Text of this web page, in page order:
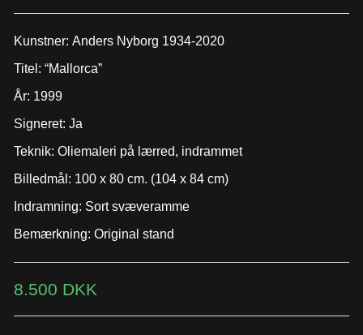
Kunstner: Anders Nyborg 1934-2020
Titel: “Mallorca”
År: 1999
Signeret: Ja
Teknik: Oliemaleri på lærred, indrammet
Billedmål: 100 x 80 cm. (104 x 84 cm)
Indramning: Sort svæveramme
Bemærkning: Original stand
8.500 DKK